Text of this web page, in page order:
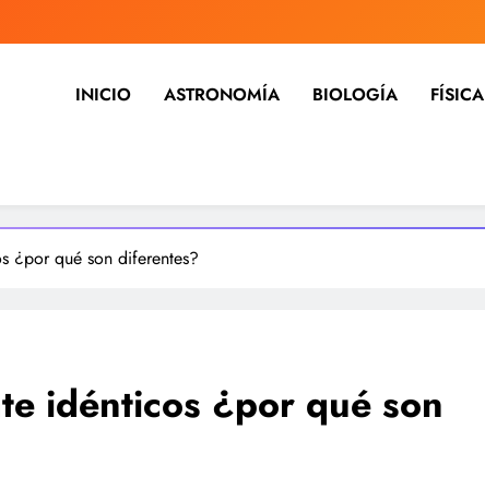
INICIO ASTRONOMÍA BIOLOGÍA FÍSICA
¿por qué son diferentes?
idénticos ¿por qué son